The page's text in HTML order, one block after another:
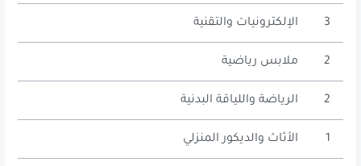
الإلكترونيات والتقنية 3
ملابس رياضية 2
الرياضة واللياقة البدنية 2
الأثاث والديكور المنزلي